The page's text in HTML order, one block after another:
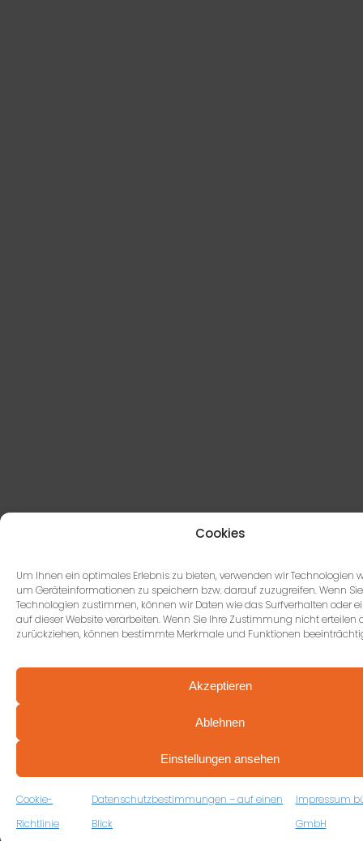
Cookies
Um Ihnen ein optimales Erlebnis zu bieten, verwenden wir Technologien
um Geräteinformationen zu speichern bzw. darauf zuzugreifen. Wenn
Technologien zustimmen, können wir Daten wie das Surfverhalten oder
auf dieser Website verarbeiten. Wenn Sie Ihre Zustimmung nicht erteilen
zurückziehen, können bestimmte Merkmale und Funktionen
Akzeptieren
Ablehnen
Einstellungen ansehen
Cookie-
Richtlinie
Datenschutzbestimmungen – auf einen
Blick
Impressum
GmbH
VEREINBAREN SIE JETZT IHRE
KOSTENFREIE ERSTBERATUNG
ZUM RÜCKRUFFORMULAR